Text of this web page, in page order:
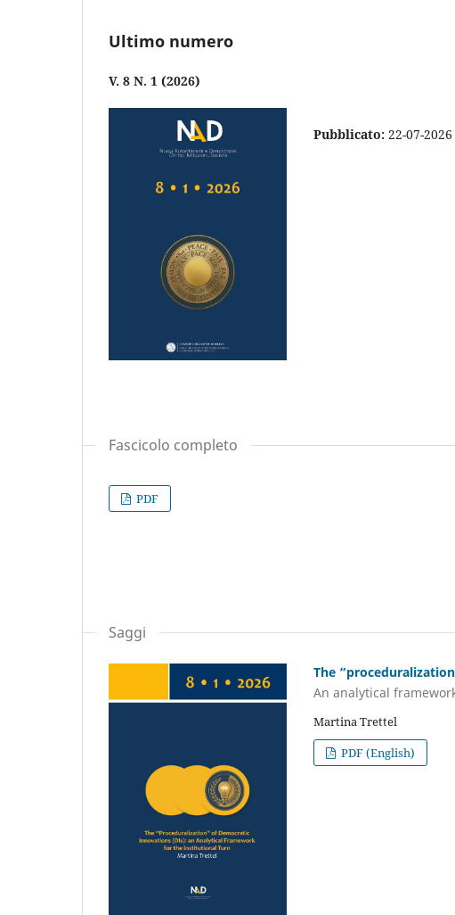
Ultimo numero
V. 8 N. 1 (2026)
Pubblicato: 22-07-2026
Fascicolo completo
PDF
Saggi
The
An analytical
Martina Trettel
PDF (English)